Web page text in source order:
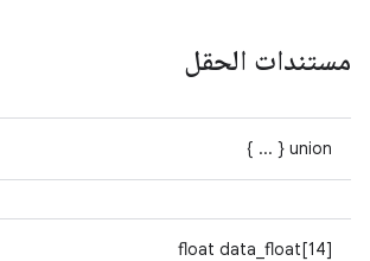
مستندات الحقل
union { ... }
float data_float[14]